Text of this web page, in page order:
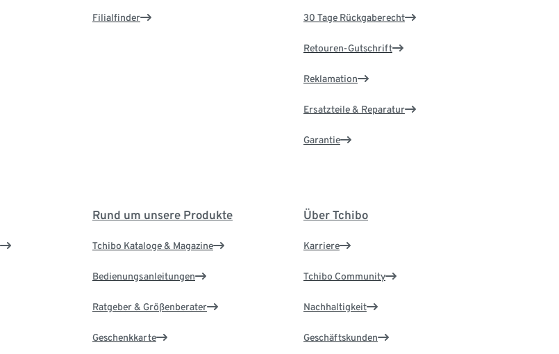
Filialfinder 30 Tage Rückgaberecht
Retouren-Gutschrift
Reklamation
Ersatzteile & Reparatur
Garantie
Rund um unsere Produkte
Tchibo Kataloge & Magazine
Bedienungsanleitungen
Ratgeber & Größenberater
Geschenkkarte
Über Tchibo
Karriere
Tchibo Community
Nachhaltigkeit
Geschäftskunden